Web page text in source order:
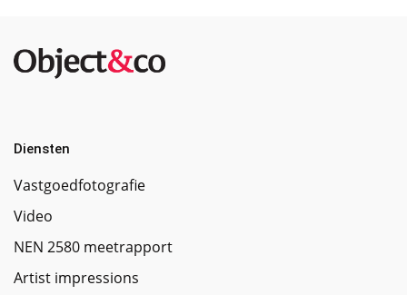
Diensten
Vastgoedfotografie
Video
NEN 2580 meetrapport
Artist impressions